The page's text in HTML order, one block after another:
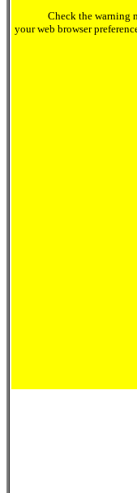
Check the warning
your web browser